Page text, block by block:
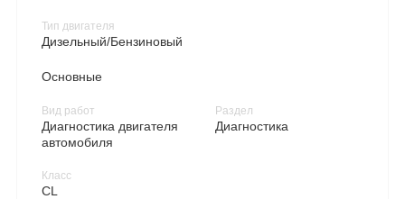
Тип двигателя
Дизельный/Бензиновый
Основные
Вид работ
Диагностика двигателя
автомобиля
Класс
CL
Раздел
Диагностика